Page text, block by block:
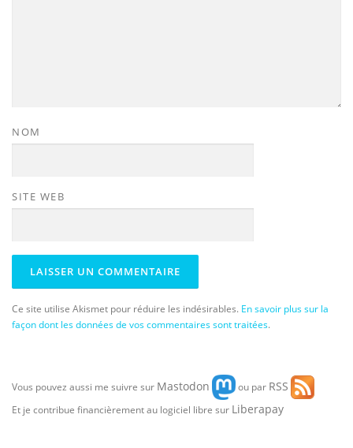
NOM
SITE WEB
Ce site utilise Akismet pour réduire les indésirables. En savoir plus sur la
façon dont les données de vos commentaires sont traitées.
Vous pouvez aussi me suivre sur Mastodon ou par RSS
Et je contribue financièrement au logiciel libre sur Liberapay